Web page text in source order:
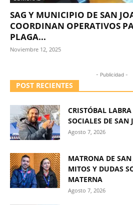
SAG Y MUNICIPIO DE SAN
COORDINAN OPERATIVOS
PLAGA...
Noviembre 12, 2025
- Publicidad -
POST RECIENTES
CRISTÓBAL
SOCIALES DE
Agosto 7, 2026
MATRONA DE
MITOS Y DUDAS
MATERNA
Agosto 7, 2026